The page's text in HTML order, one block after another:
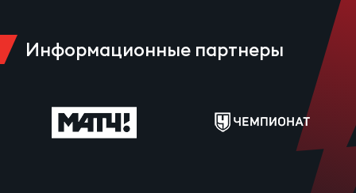
Информационные партнеры